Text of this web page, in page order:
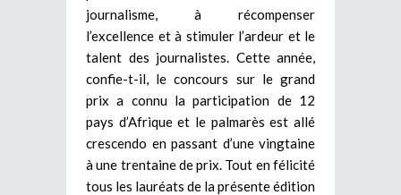
journalisme, à récompenser
l’excellence et à stimuler l’ardeur et le
talent des journalistes. Cette année,
confie-t-il, le concours sur le grand
prix a connu la participation de 12
pays d’Afrique et le palmarès est allé
crescendo en passant d’une vingtaine
à une trentaine de prix. Tout en félicité
tous les lauréats de la présente édition